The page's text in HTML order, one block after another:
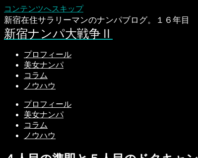
コンテンツへスキップ
新宿在住サラリーマンのナンパブログ。１６年目
新宿ナンパ大戦争Ⅱ
プロフィール
美女ナンパ
コラム
ノウハウ
プロフィール
美女ナンパ
コラム
ノウハウ